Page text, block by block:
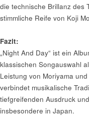
die technische Brillanz des
stimmliche Reife von Koji
Fazit:
„Night And Day“ ist ein
klassischen Songauswahl
Leistung von Moriyama
verbindet musikalische
tiefgreifenden Ausdruck
insbesondere in Japan.